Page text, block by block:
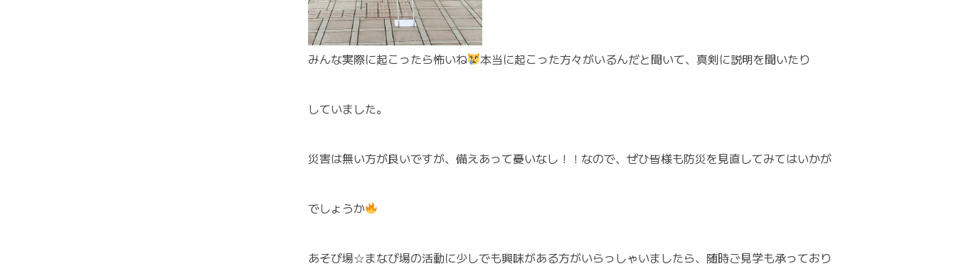
みんな実際に起こったら怖いね 本当に起こった方々がいるんだと聞いて、真剣に説明を聞いたり
していました。
災害は無い方が良いですが、備えあって憂いなし！！なので、ぜひ皆様も防災を見直してみてはいかが
でしょうか
あそび場☆まなび場の活動に少しでも興味がある方がいらっしゃいましたら、随時ご見学も承っており